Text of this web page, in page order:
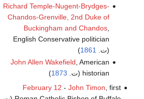
Richard Temple-Nugent-Brydges-
Chandos-Grenville, 2nd Duke of
Buckingham and Chandos
English Conservative politician
(ت.
1861
)
John Allen Wakefield , American
historian (ت.
1873
)
February 12 - John Timon , first